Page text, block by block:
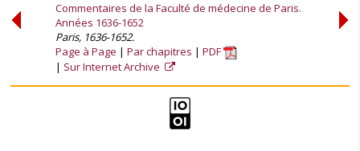
Commentaires de la Faculté de médecine de Paris.
Années 1636-1652
Paris, 1636-1652.
Page à Page
Par chapitres
PDF
Sur Internet Archive